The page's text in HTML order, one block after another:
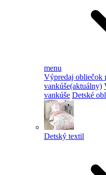
menu
Výpredaj obliečok
vankúše(aktuálny)
vankúše Detské
Detský textil